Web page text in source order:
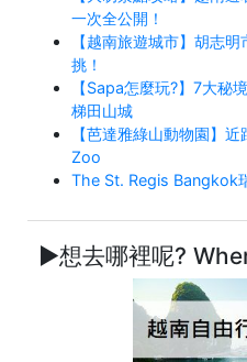
一次全公開！
【越南旅遊城市】胡志
挑！
【Sapa怎麼玩?】7大秘
梯田山城
【芭達雅綠山動物園】
Zoo
The St. Regis Bangkok
►想去哪裡呢?